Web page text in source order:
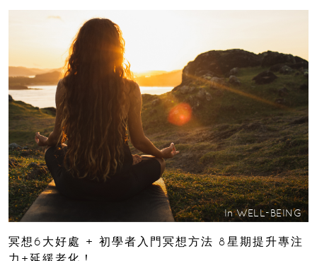
In WELL-BEING
冥想6大好處 + 初學者入門冥想方法 8星期提升專注
力+延緩老化！